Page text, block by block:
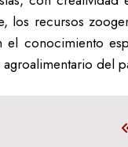
los recursos
conocimiento
del